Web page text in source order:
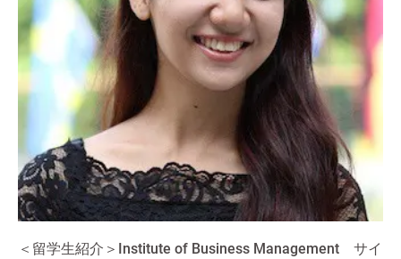
＜留学生紹介＞Institute of Business Management サイ